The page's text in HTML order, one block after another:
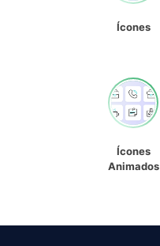
Ícones
Ícones
Animados